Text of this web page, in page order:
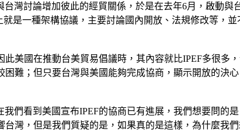
灣討論增加彼此的經貿關係，於是在去年6月，啟動
是一種架構協議，主要討論國內開放、法規修改等，
美國在推動台美貿易倡議時，其內容就比IPEF多很多
難；但只要台灣與美國能夠完成協商，顯示開放的決
們看到美國宣布IPEF的協商已有進展，我們想要問的
灣，但是我們質疑的是，如果真的是這樣，為什麼我